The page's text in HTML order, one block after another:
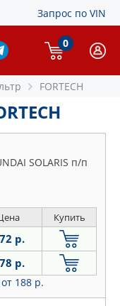
Запрос по VIN
0
FORTECH
SOLARIS п/п
Купить
р.
р.
от 188 р.